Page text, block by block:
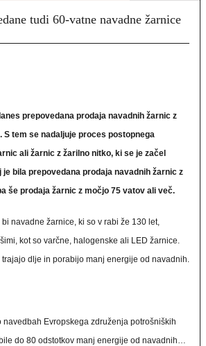
tudi 60-vatne navadne žarnice
prepovedana prodaja navadnih žarnic z
S tem se nadaljuje proces postopnega
ali žarnic z žarilno nitko, ki se je začel
je bila prepovedana prodaja navadnih žarnic z
še prodaja žarnic z močjo 75 vatov ali več.
navadne žarnice, ki so v rabi že 130 let,
kot so varčne, halogenske ali LED žarnice.
trajajo dlje in porabijo manj energije od navadnih.
navedbah Evropskega združenja potrošniških
do 80 odstotkov manj energije od navadnih…